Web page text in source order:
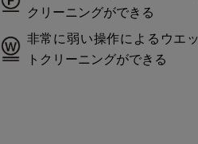
クリーニングができる
非常に弱い操作によるウエッ
トクリーニングができる